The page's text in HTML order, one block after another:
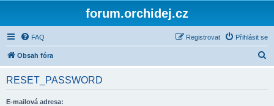
forum.orchidej.cz
FAQ Přihlásit se
Registrovat
Obsah fóra
RESET_PASSWORD
E-mailová adresa: